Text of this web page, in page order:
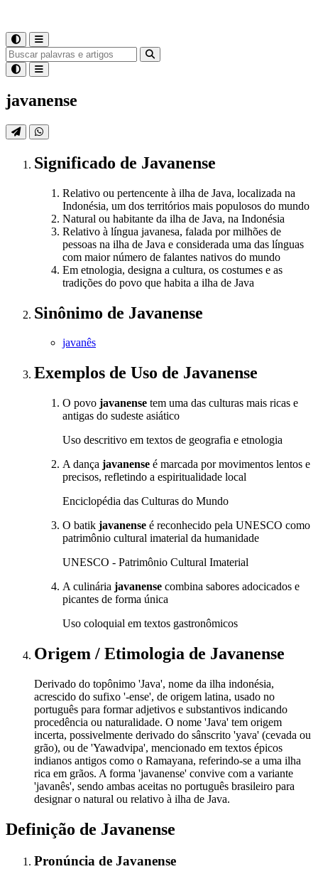
javanense
Significado de Javanense
Relativo ou pertencente à ilha de Java, localizada na
Indonésia, um dos territórios mais populosos do mundo
Natural ou habitante da ilha de Java, na Indonésia
Relativo à língua javanesa, falada por milhões de
pessoas na ilha de Java e considerada uma das línguas
com maior número de falantes nativos do mundo
Em etnologia, designa a cultura, os costumes e as
tradições do povo que habita a ilha de Java
Sinônimo de Javanense
javanês
Exemplos de Uso de Javanense
O povo javanense tem uma das culturas mais ricas e
antigas do sudeste asiático
Uso descritivo em textos de geografia e etnologia
A dança javanense é marcada por movimentos lentos e
precisos, refletindo a espiritualidade local
Enciclopédia das Culturas do Mundo
O batik javanense é reconhecido pela UNESCO como
patrimônio cultural imaterial da humanidade
UNESCO - Patrimônio Cultural Imaterial
A culinária javanense combina sabores adocicados e
picantes de forma única
Uso coloquial em textos gastronômicos
Origem / Etimologia de Javanense
Derivado do topônimo 'Java', nome da ilha indonésia,
acrescido do sufixo '-ense', de origem latina, usado no
português para formar adjetivos e substantivos indicando
procedência ou naturalidade. O nome 'Java' tem origem
incerta, possivelmente derivado do sânscrito 'yava' (cevada ou
grão), ou de 'Yawadvipa', mencionado em textos épicos
indianos antigos como o Ramayana, referindo-se a uma ilha
rica em grãos. A forma 'javanense' convive com a variante
'javanês', sendo ambas aceitas no português brasileiro para
designar o natural ou relativo à ilha de Java.
Definição de Javanense
Pronúncia de Javanense